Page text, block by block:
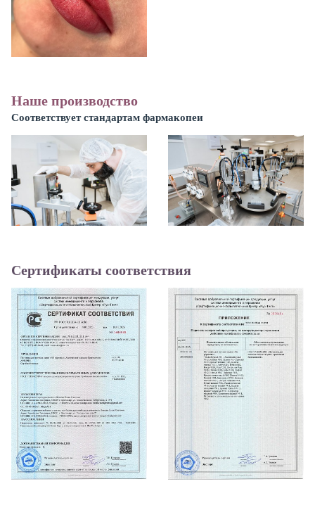
Наше производство
Соответствует стандартам фармакопеи
Сертификаты соответствия